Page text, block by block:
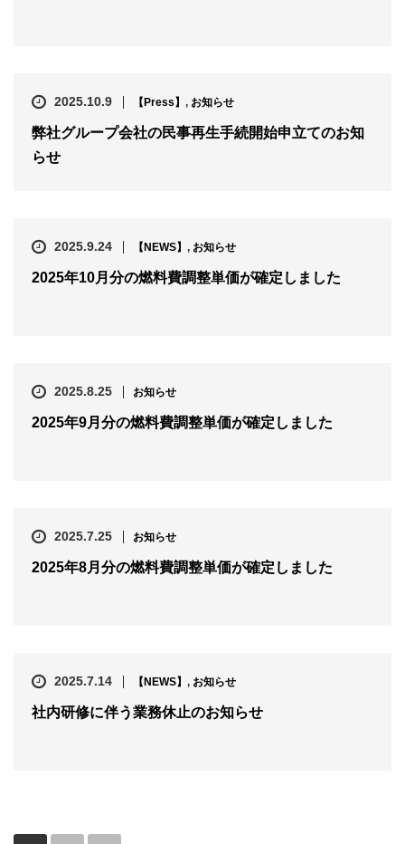
2025.10.9 【Press】 , お知らせ
弊社グループ会社の民事再生手続開始申立てのお知
らせ
2025.9.24 【NEWS】 , お知らせ
2025年10月分の燃料費調整単価が確定しました
2025.8.25 お知らせ
2025年9月分の燃料費調整単価が確定しました
2025.7.25 お知らせ
2025年8月分の燃料費調整単価が確定しました
2025.7.14 【NEWS】 , お知らせ
社内研修に伴う業務休止のお知らせ